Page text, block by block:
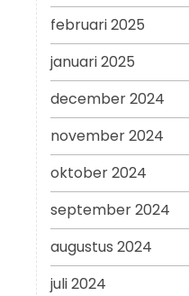
februari 2025
januari 2025
december 2024
november 2024
oktober 2024
september 2024
augustus 2024
juli 2024